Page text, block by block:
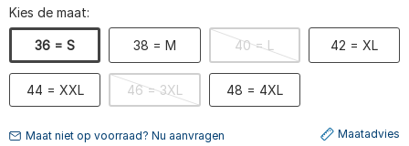
Kies de maat:
36 = S 38 = M 40 = L 42 = XL
44 = XXL 46 = 3XL 48 = 4XL
Maat niet op voorraad? Nu aanvragen Maatadvies